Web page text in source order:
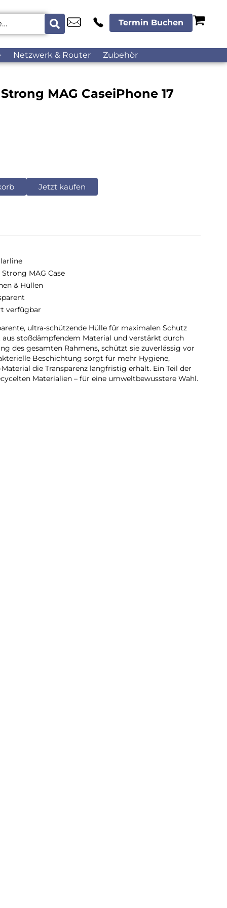
Termin Buchen
Netzwerk & Router Zubehör
MAG CaseiPhone 17
Jetzt kaufen
MAG Case
& Hüllen
verfügbar
ultra-schützende Hülle für maximalen Schutz
stoßdämpfendem Material und verstärkt durch
des gesamten Rahmens, schützt sie zuverlässig vor
Beschichtung sorgt für mehr Hygiene,
die Transparenz langfristig erhält. Ein Teil der
Materialien – für eine umweltbewusstere Wahl.